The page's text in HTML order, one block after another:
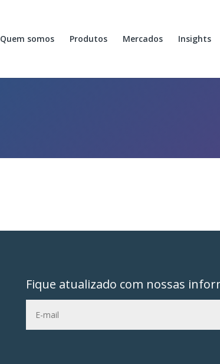
Quem somos Produtos Mercados Insights
Fique atualizado com nossas